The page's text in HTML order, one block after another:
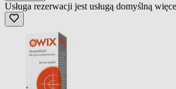
Usługa rezerwacji jest usługą domyślną